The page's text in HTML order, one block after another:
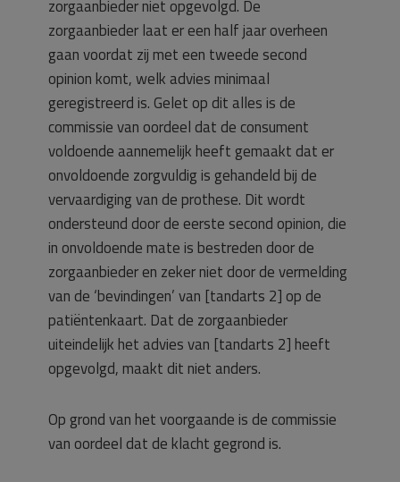
zorgaanbieder niet opgevolgd. De
zorgaanbieder laat er een half jaar overheen
gaan voordat zij met een tweede second
opinion komt, welk advies minimaal
geregistreerd is. Gelet op dit alles is de
commissie van oordeel dat de consument
voldoende aannemelijk heeft gemaakt dat er
onvoldoende zorgvuldig is gehandeld bij de
vervaardiging van de prothese. Dit wordt
ondersteund door de eerste second opinion, die
in onvoldoende mate is bestreden door de
zorgaanbieder en zeker niet door de vermelding
van de ‘bevindingen’ van [tandarts 2] op de
patiëntenkaart. Dat de zorgaanbieder
uiteindelijk het advies van [tandarts 2] heeft
opgevolgd, maakt dit niet anders.
Op grond van het voorgaande is de commissie
van oordeel dat de klacht gegrond is.